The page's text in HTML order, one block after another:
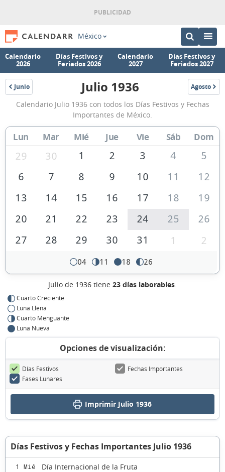
México
Calendario
2026
Días Festivos y
Feriados 2026
Calendario
2027
Días Festivos y
Feriados 2027
Junio
1936
Calendario
Julio
1936
de
México
Julio 1936 Agosto
1936
Calendario Julio 1936 con todos los Días Festivos y Fechas
Importantes de México.
Lun Mar Mié Jue Vie Sáb Dom
29 30 1 2 3 4
5
6
7 8 9 10 11
12
13
14 15 16 17 18
19
20
21 22 23 24 25
26
27
28 29 30 31 1 2
04 11 18 26
Julio de 1936 tiene 23 días laborables.
Cuarto Creciente
Luna Llena
Cuarto Menguante
Luna Nueva
Opciones de visualización:
Días Festivos
Fechas Importantes
Fases Lunares
Imprimir Julio 1936
Días Festivos y Fechas Importantes Julio 1936
1 Mié Día Internacional de la Fruta